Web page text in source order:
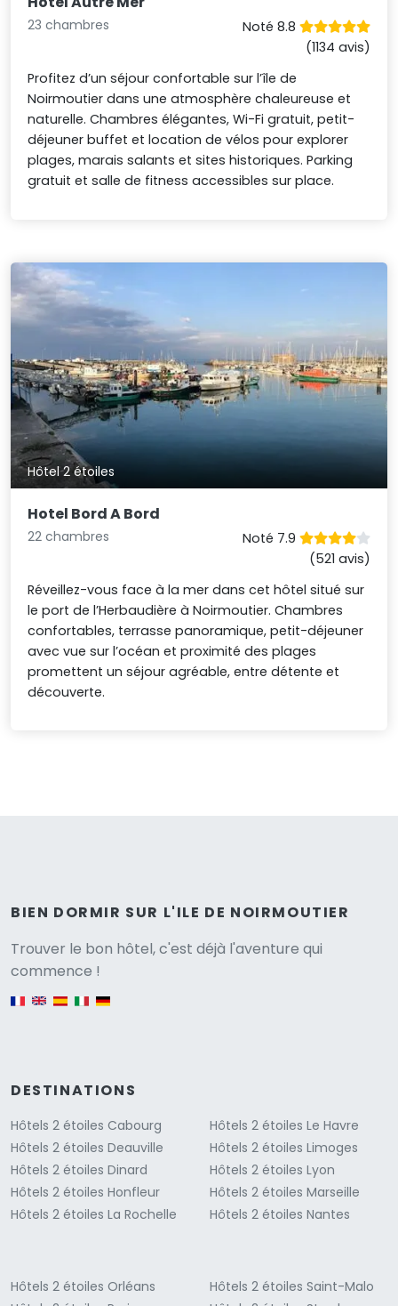
23 chambres
Noté 8.8
(1134 avis)
Profitez d’un séjour confortable sur l’île de
Noirmoutier dans une atmosphère chaleureuse et
naturelle. Chambres élégantes, Wi-Fi gratuit, petit-
déjeuner buffet et location de vélos pour explorer
plages, marais salants et sites historiques. Parking
gratuit et salle de fitness accessibles sur place.
Hôtel 2 étoiles
Hotel Bord A Bord
22 chambres
Noté 7.9
(521 avis)
Réveillez-vous face à la mer dans cet hôtel situé sur
le port de l’Herbaudière à Noirmoutier. Chambres
confortables, terrasse panoramique, petit-déjeuner
avec vue sur l’océan et proximité des plages
promettent un séjour agréable, entre détente et
découverte.
BIEN DORMIR SUR L'ILE DE NOIRMOUTIER
Trouver le bon hôtel, c'est déjà l'aventure qui
commence !
DESTINATIONS
Hôtels 2 étoiles Cabourg
Hôtels 2 étoiles Deauville
Hôtels 2 étoiles Dinard
Hôtels 2 étoiles Honfleur
Hôtels 2 étoiles La Rochelle
Hôtels 2 étoiles Le Havre
Hôtels 2 étoiles Limoges
Hôtels 2 étoiles Lyon
Hôtels 2 étoiles Marseille
Hôtels 2 étoiles Nantes
Hôtels 2 étoiles Orléans
Hôtels 2 étoiles Saint-Malo